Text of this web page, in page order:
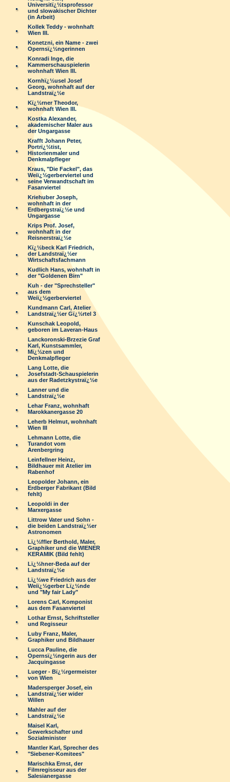
Universitï¿½tsprofessor
und slowakischer Dichter
(in Arbeit)
Kollek Teddy - wohnhaft
Wien III.
Konetzni, ein Name - zwei
Opernsï¿½ngerinnen
Konradi Inge, die
Kammerschauspielerin
wohnhaft Wien III.
Kornhï¿½usel Josef
Georg, wohnhaft auf der
Landstraï¿½e
Kï¿½rner Theodor,
wohnhaft Wien III.
Kostka Alexander,
akademischer Maler aus
der Ungargasse
Krafft Johann Peter,
Portrï¿½tist,
Historienmaler und
Denkmalpfleger
Kraus, "Die Fackel", das
Weiï¿½gerberviertel und
seine Verwandtschaft im
Fasanviertel
Kriehuber Joseph,
wohnhaft in der
Erdbergstraï¿½e und
Ungargasse
Krips Prof. Josef,
wohnhaft in der
Reisnerstraï¿½e
Kï¿½beck Karl Friedrich,
der Landstraï¿½er
Wirtschaftsfachmann
Kudlich Hans, wohnhaft in
der "Goldenen Birn"
Kuh - der "Sprechsteller"
aus dem
Weiï¿½gerberviertel
Kundmann Carl, Atelier
Landstraï¿½er Gï¿½rtel 3
Kunschak Leopold,
geboren im Laveran-Haus
Lanckoronski-Brzezie Graf
Karl, Kunstsammler,
Mï¿½zen und
Denkmalpfleger
Lang Lotte, die
Josefstadt-Schauspielerin
aus der Radetzkystraï¿½e
Lanner und die
Landstraï¿½e
Lehar Franz, wohnhaft
Marokkanergasse 20
Leherb Helmut, wohnhaft
Wien III
Lehmann Lotte, die
Turandot vom
Arenbergring
Leinfellner Heinz,
Bildhauer mit Atelier im
Rabenhof
Leopolder Johann, ein
Erdberger Fabrikant (Bild
fehlt)
Leopoldi in der
Marxergasse
Littrow Vater und Sohn -
die beiden Landstraï¿½er
Astronomen
Lï¿½ffler Berthold, Maler,
Graphiker und die WIENER
KERAMIK (Bild fehlt)
Lï¿½hner-Beda auf der
Landstraï¿½e
Lï¿½we Friedrich aus der
Weiï¿½gerber Lï¿½nde
und "My fair Lady"
Lorens Carl, Komponist
aus dem Fasanviertel
Lothar Ernst, Schriftsteller
und Regisseur
Luby Franz, Maler,
Graphiker und Bildhauer
Lucca Pauline, die
Opernsï¿½ngerin aus der
Jacquingasse
Lueger - Bï¿½rgermeister
von Wien
Madersperger Josef, ein
Landstraï¿½er wider
Willen
Mahler auf der
Landstraï¿½e
Maisel Karl,
Gewerkschafter und
Sozialminister
Mantler Karl, Sprecher des
"Siebener-Komitees"
Marischka Ernst, der
Filmregisseur aus der
Salesianergasse